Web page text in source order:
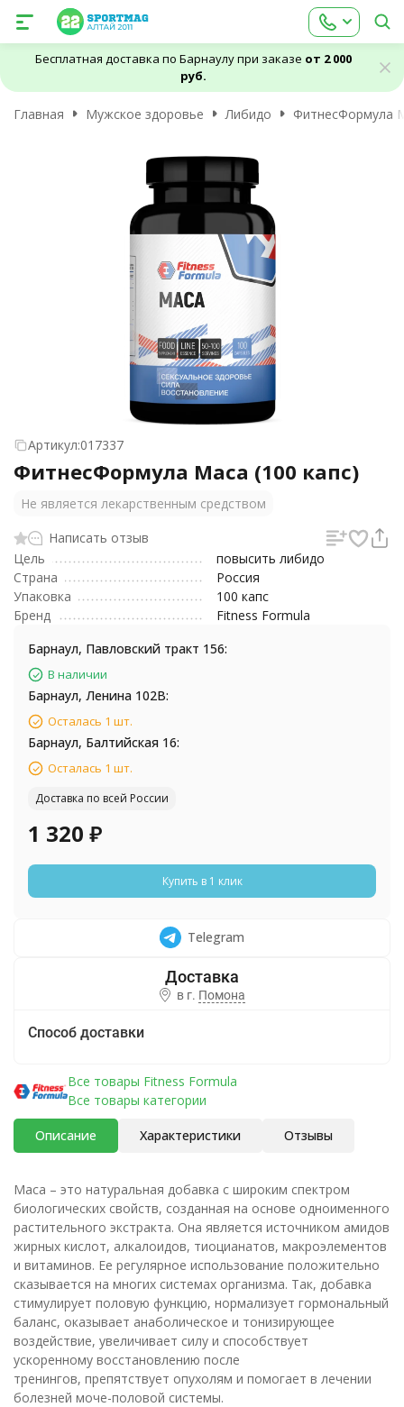
Бесплатная доставка по Барнаулу при заказе от 2 000
руб.
Главная Мужское здоровье Либидо ФитнесФормула
Артикул:017337
ФитнесФормула Maca (100 капс)
Не является лекарственным средством
Написать отзыв
Цель
повысить либидо
Страна
Россия
Упаковка
100 капс
Бренд
Fitness Formula
Барнаул, Павловский тракт 156:
В наличии
Барнаул, Ленина 102В:
Осталась 1 шт.
Барнаул, Балтийская 16:
Осталась 1 шт.
Доставка по всей России
1 320 ₽
Купить в 1 клик
Telegram
в г. Помона
Способ доставки
Все товары Fitness Formula
Все товары категории
Описание Характеристики Отзывы
Maca – это натуральная добавка с широким спектром
биологических свойств, созданная на основе одноименного
растительного экстракта. Она является источником амидов
жирных кислот, алкалоидов, тиоцианатов, макроэлементов
и витаминов. Ее регулярное использование положительно
сказывается на многих системах организма. Так, добавка
стимулирует половую функцию, нормализует гормональный
баланс, оказывает анаболическое и тонизирующее
воздействие, увеличивает силу и способствует
ускоренному восстановлению после
тренингов, препятствует опухолям и помогает в лечении
болезней моче-половой системы.